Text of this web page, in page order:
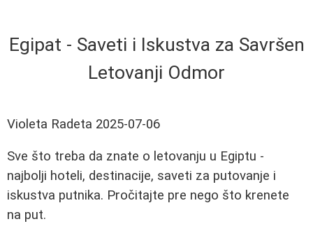
Egipat - Saveti i Iskustva za Savršen
Letovanji Odmor
Violeta Radeta 2025-07-06
Sve što treba da znate o letovanju u Egiptu -
najbolji hoteli, destinacije, saveti za putovanje i
iskustva putnika. Pročitajte pre nego što krenete
na put.